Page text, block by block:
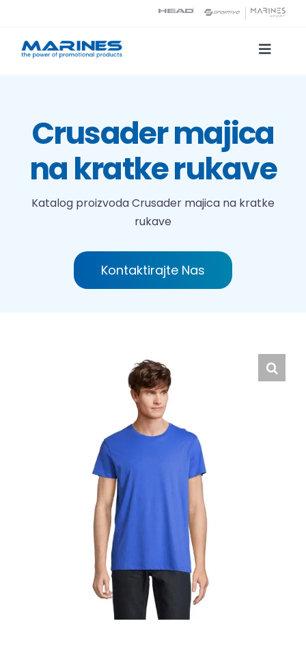
content
Toggle
Tehnologije tiska
O nama
Crusader majica
na kratke rukave
Katalog proizvodaCrusader majica na kratke
rukave
Kontaktirajte Nas